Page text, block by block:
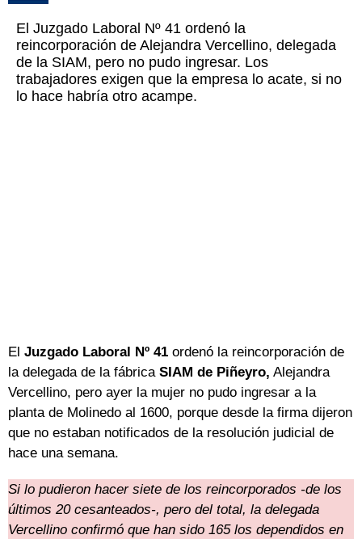
El Juzgado Laboral Nº 41 ordenó la
reincorporación de Alejandra Vercellino, delegada
de la SIAM, pero no pudo ingresar. Los
trabajadores exigen que la empresa lo acate, si no
lo hace habría otro acampe.
El Juzgado Laboral Nº 41 ordenó la reincorporación de
la delegada de la fábrica SIAM de Piñeyro, Alejandra
Vercellino, pero ayer la mujer no pudo ingresar a la
planta de Molinedo al 1600, porque desde la firma dijeron
que no estaban notificados de la resolución judicial de
hace una semana.
Si lo pudieron hacer siete de los reincorporados -de los
últimos 20 cesanteados-, pero del total, la delegada
Vercellino confirmó que han sido 165 los dependidos en